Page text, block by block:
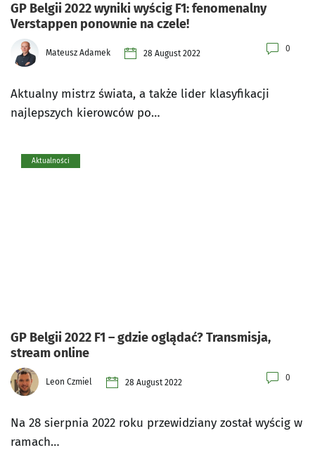
GP Belgii 2022 wyniki wyścig F1: fenomenalny
Verstappen ponownie na czele!
Mateusz Adamek 28 August 2022 0
Aktualny mistrz świata, a także lider klasyfikacji
najlepszych kierowców po…
Aktualności
GP Belgii 2022 F1 – gdzie oglądać? Transmisja,
stream online
Leon Czmiel 28 August 2022 0
Na 28 sierpnia 2022 roku przewidziany został wyścig w
ramach…